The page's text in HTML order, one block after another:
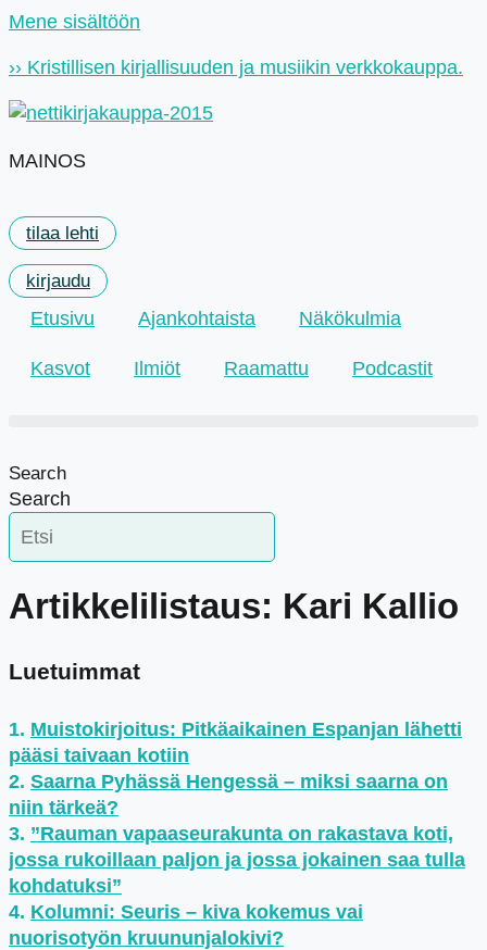
Mene sisältöön
›› Kristillisen kirjallisuuden ja musiikin verkkokauppa.
MAINOS
tilaa lehti
kirjaudu
Etusivu Ajankohtaista Näkökulmia
Kasvot Ilmiöt Raamattu Podcastit
Search
Search
Artikkelilistaus: Kari Kallio
Luetuimmat
Muistokirjoitus: Pitkäaikainen Espanjan lähetti
pääsi taivaan kotiin
Saarna Pyhässä Hengessä – miksi saarna on
niin tärkeä?
”Rauman vapaaseurakunta on rakastava koti,
jossa rukoillaan paljon ja jossa jokainen saa tulla
kohdatuksi”
Kolumni: Seuris – kiva kokemus vai
nuorisotyön kruununjalokivi?